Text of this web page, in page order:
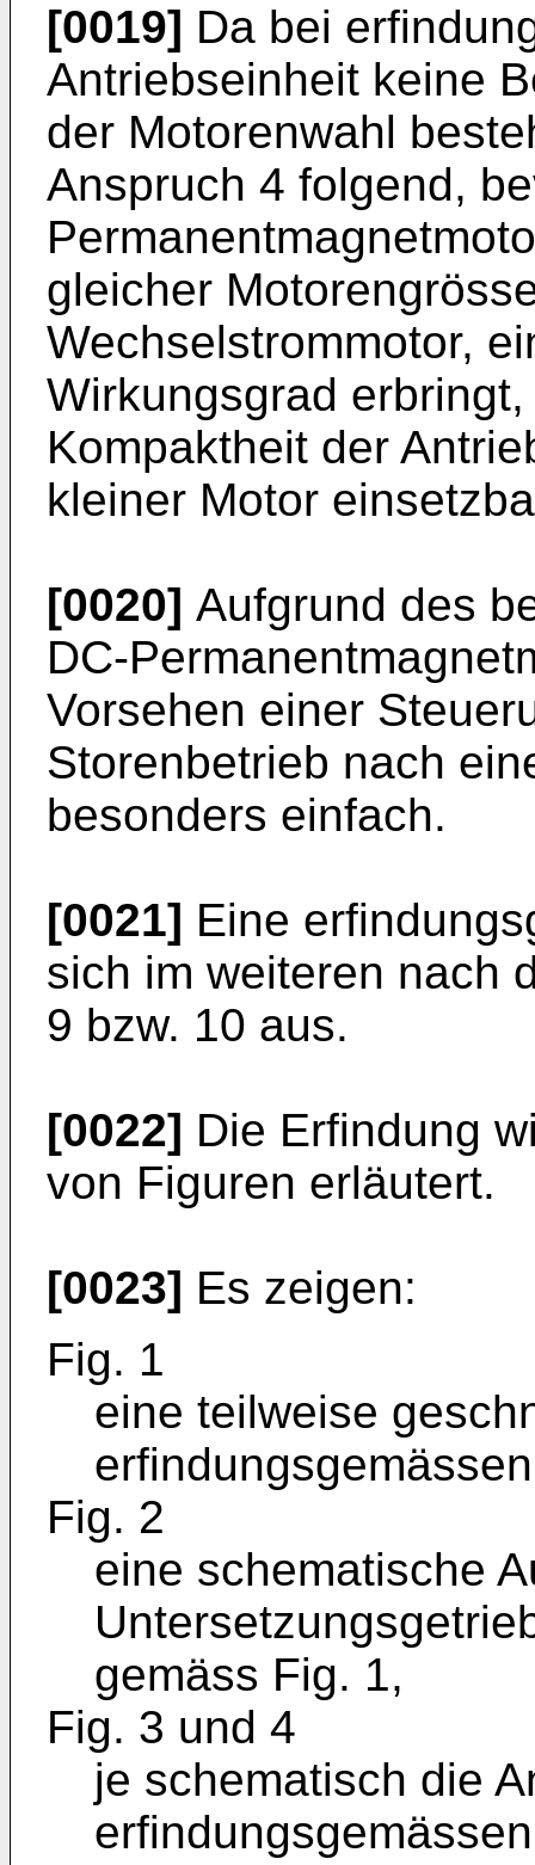
[0019] Da bei
Antriebseinheit keine
der Motorenwahl
Anspruch 4 folgend,
gleicher
Wechselstrommotor,
Wirkungsgrad
Kompaktheit der
kleiner Motor
[0020] Aufgrund des
DC-
Vorsehen einer
Storenbetrieb nach
besonders einfach.
[0021] Eine
sich im weiteren nach
9 bzw. 10 aus.
[0022] Die Erfindung
von Figuren erläutert.
[0023] Es zeigen:
Fig. 1
eine teilweise
Fig. 2
eine schematische
gemäss Fig. 1,
Fig. 3 und 4
je schematisch die